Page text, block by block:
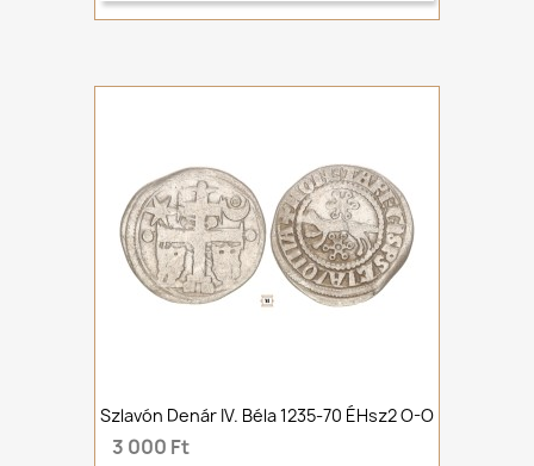
Szlavón Denár IV. Béla 1235-70 ÉHsz2 O-O
3 000 Ft